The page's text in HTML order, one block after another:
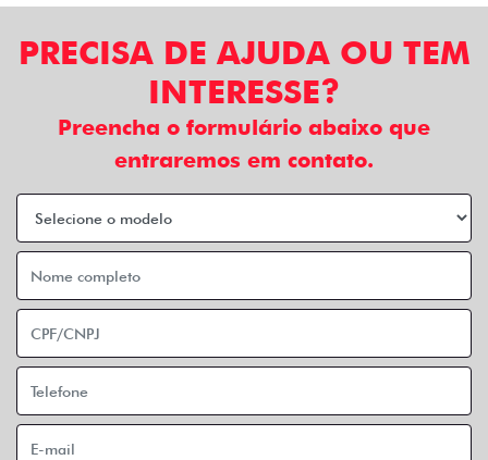
PRECISA DE AJUDA OU TEM
INTERESSE?
Preencha o formulário abaixo que
entraremos em contato.